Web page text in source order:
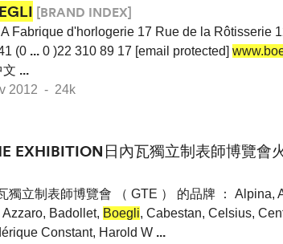
[BRAND INDEX]
Fabrique d'horlogerie 17 Rue de la Rôtisserie
(0 ... 0 )22 310 89 17 [email protected]
文 ...
2012 - 24k
EXHIBITION日內瓦獨立制表師博覽會
獨立制表師博覽會 （ GTE ） 的品牌 ： Alpina,
Badollet, Boegli, Cabestan, Celsius,
Constant, Harold W ...